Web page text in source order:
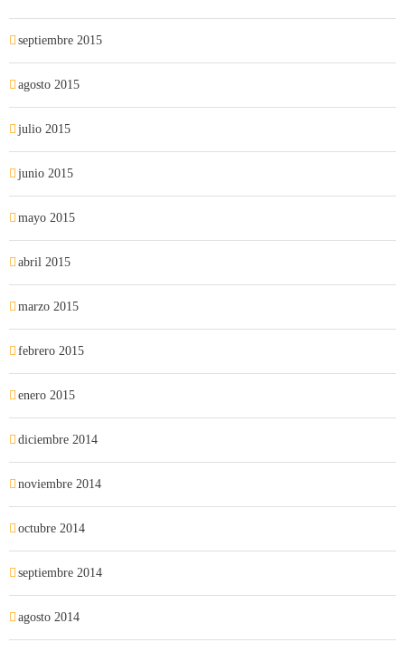
septiembre 2015
agosto 2015
julio 2015
junio 2015
mayo 2015
abril 2015
marzo 2015
febrero 2015
enero 2015
diciembre 2014
noviembre 2014
octubre 2014
septiembre 2014
agosto 2014